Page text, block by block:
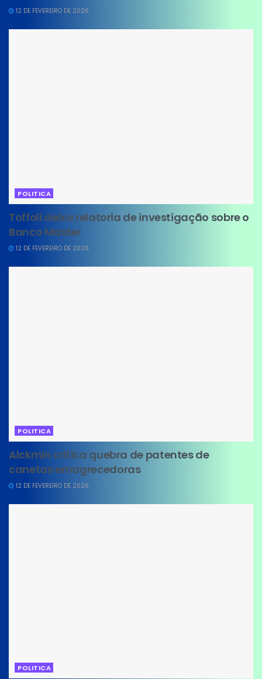
12 DE FEVEREIRO DE 2026
POLITICA
Toffoli deixa relatoria de investigação sobre o
Banco Master
12 DE FEVEREIRO DE 2026
POLITICA
Alckmin critica quebra de patentes de
canetas emagrecedoras
12 DE FEVEREIRO DE 2026
POLITICA